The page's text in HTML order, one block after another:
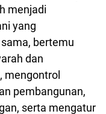
menjadi
yang
bertemu
dan
mengontrol
pembangunan,
serta mengatur